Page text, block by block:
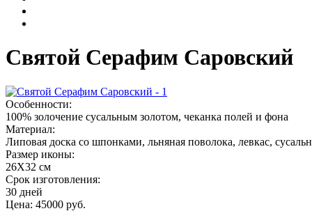
Святой Серафим Саровский
Особенности:
100% золочение сусальным золотом, чеканка полей и фона
Материал:
Липовая доска со шпонками, льняная поволока, левкас,
Размер иконы:
26Х32 см
Срок изготовления:
30 дней
Цена: 45000 руб.